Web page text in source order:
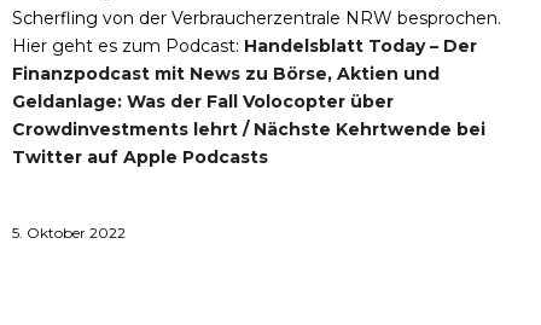
Scherfling von der Verbraucherzentrale NRW besprochen.
Hier geht es zum Podcast: Handelsblatt Today – Der
Finanzpodcast mit News zu Börse, Aktien und
Geldanlage: Was der Fall Volocopter über
Crowdinvestments lehrt / Nächste Kehrtwende bei
Twitter auf Apple Podcasts
5. Oktober 2022